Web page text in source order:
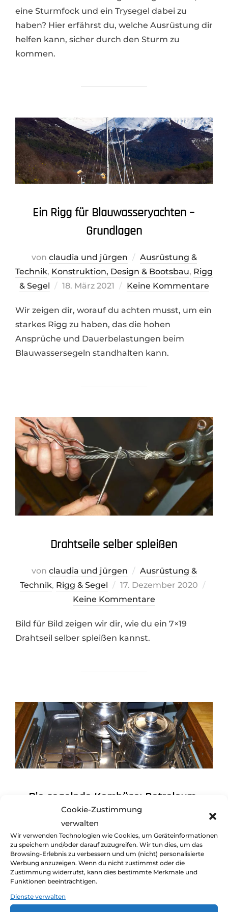
Cookie-Zustimmung
verwalten
Wir verwenden Technologien wie Cookies, um Geräteinformationen
zu speichern und/oder darauf zuzugreifen. Wir tun dies, um das
Browsing-Erlebnis zu verbessern und um (nicht) personalisierte
Werbung anzuzeigen. Wenn du nicht zustimmst oder die
Zustimmung widerrufst, kann dies bestimmte Merkmale und
Funktionen beeinträchtigen.
Dienste verwalten
eine Sturmfock und ein Trysegel dabei zu
haben? Hier erfährst du, welche Ausrüstung dir
helfen kann, sicher durch den Sturm zu
kommen.
Ein Rigg für Blauwasseryachten –
Grundlagen
von claudia und jürgen
Ausrüstung &
Technik, Konstruktion, Design & Bootsbau, Rigg
& Segel
Veröffentlicht
18. März 2021 Keine Kommentare
Wir zeigen dir, worauf du achten musst, um ein
starkes Rigg zu haben, das die hohen
Ansprüche und Dauerbelastungen beim
Blauwassersegeln standhalten kann.
Drahtseile selber spleißen
von claudia und jürgen
Ausrüstung &
Technik, Rigg & Segel
Veröffentlicht
am
17. Dezember 2020
Keine Kommentare
Bild für Bild zeigen wir dir, wie du ein 7×19
Drahtseil selber spleißen kannst.
Die segelnde Kombüse: Petroleum,
Diesel, Gas oder Strom an Bord?
von claudia und jürgen
Ausrüstung &
Technik,Pantry & Proviant
Veröffentlicht
am
29. Oktober 2020
Ein Kommentar
Unterwegs auf weltweiter Fahrt findet man
Du findest unsere Seite gut? Bitte